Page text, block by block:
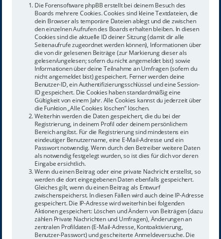
Die Forensoftware phpBB erstellt bei deinem Besuch des
Boards mehrere Cookies. Cookies sind kleine Textdateien, die
dein Browser als temporäre Dateien ablegt und die zwischen
den einzelnen Aufrufen des Boards erhalten bleiben. In diesen
Cookies sind die aktuelle ID deiner Sitzung (damit dir alle
Seitenaufrufe zugeordnet werden können), Informationen über
die von dir gelesenen Beiträge (zur Markierung dieser als
gelesen/ungelesen; sofern du nicht angemeldet bist) sowie
Informationen über deine Teilnahme an Umfragen (sofern du
nicht angemeldet bist) gespeichert. Ferner werden deine
Benutzer-ID, ein Authentifizierungsschlüssel und eine Session-
ID gespeichert. Die Cookies haben standardmäßig eine
Gültigkeit von einem Jahr. Alle Cookies kannst du jederzeit über
die Funktion „Alle Cookies löschen“ löschen.
Weiterhin werden die Daten gespeichert, die du bei der
Registrierung, in deinem Profil oder deinem persönlichem
Bereich angibst. Für die Registrierung sind mindestens ein
eindeutiger Benutzername, eine E-Mail-Adresse und ein
Passwort notwendig. Wenn durch den Betreiber weitere Daten
als notwendig festgelegt wurden, so ist dies für dich vor deren
Eingabe ersichtlich.
Wenn du einen Beitrag oder eine private Nachricht erstellst, so
werden die dort eingegebenen Daten ebenfalls gespeichert.
Gleiches gilt, wenn du einen Beitrag als Entwurf
zwischenspeicherst. In diesen Fällen wird auch deine IP-Adresse
gespeichert. Die IP-Adresse wird weiterhin bei folgenden
Aktionen gespeichert: Löschen und Ändern von Beiträgen (dazu
zählen Private Nachrichten und Umfragen), Änderungen an
zentralen Profildaten (E-Mail-Adresse, Kontoaktivierung,
Benutzer-Passwort) und gescheiterte Anmeldeversuche. Die